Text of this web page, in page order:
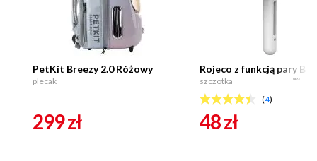
PetKit Breezy 2.0 Różowy
plecak
299zł
Rojeco z funkcją pary
szczotka
(4)
48zł
NEXT